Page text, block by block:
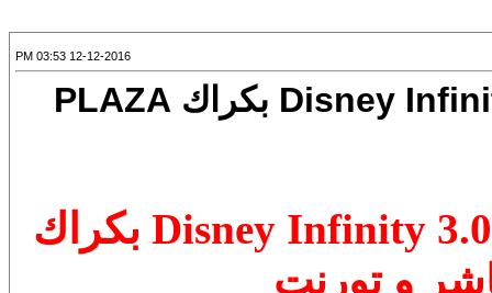
12-12-2016 03:53 PM
تحميل لعبة 2016 Disney Infinity 3.0 Gold Edition بكراك PLAZA
تحميل لعبة 2016 Disney Infinity 3.0 Gold Edition بكراك